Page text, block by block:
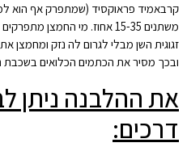
קרבאמיד פראוקסיד (שמתפרק אף הוא
משתנים 15-35 אחוז. מי החמצן
זגוגית השן מבלי לגרום לה נזק ומחמצן
ובכך מסיר את הכתמים הכלואים בשכבת
את ההלבנה ניתן
דרכים: